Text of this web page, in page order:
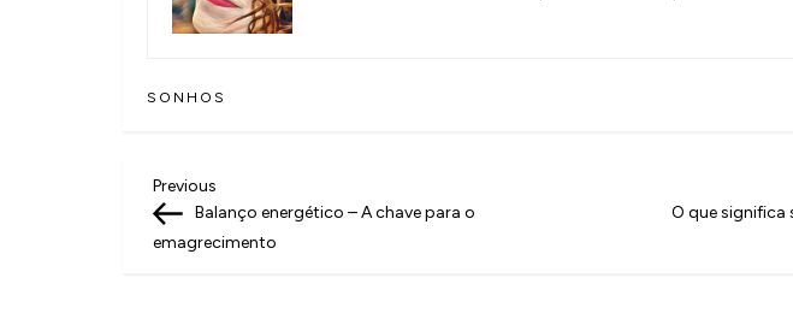
SONHOS
N
a
Previous
Post
Previous
Balanço energético – A chave para o
emagrecimento
O que significa